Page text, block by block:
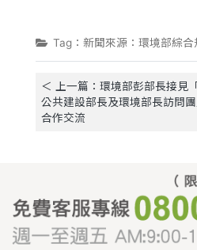
Tag：新聞來源：環境部綜合
＜ 上一篇：環境部彭部長接見
公共建設部長及環境部長訪問
合作交流